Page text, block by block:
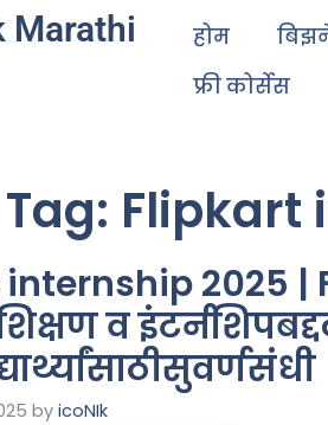
Marathi होम
फ्री कोर्सेस
Flipkart
2025 |
व
by icoNIk